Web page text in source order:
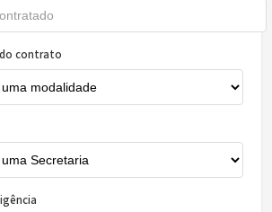
contrato